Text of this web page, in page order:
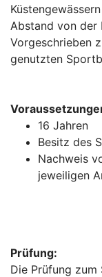
Abstand von der
Vorgeschrieben
genutzten
16 Jahren
Besitz des
Nachweis
jeweiligen
Prüfung:
Die Prüfung zum